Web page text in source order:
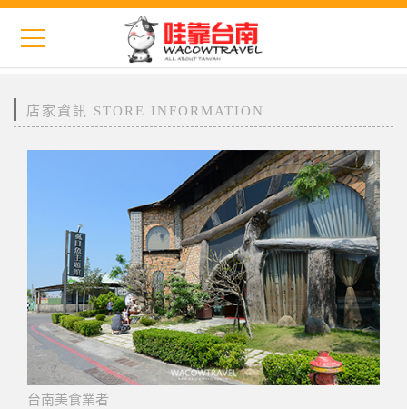
店家資訊 STORE INFORMATION
台南美食業者